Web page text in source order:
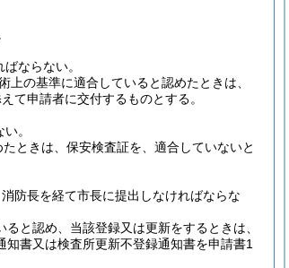
ならない。
の基準に適合していると認めたときは、
て申請者に交付するものとする。
。
ときは、保安検査証を、適合していないと
防長を経て市長に提出しなければならな
と認め、当該登録又は更新をするときは、
書又は検査所更新不登録通知書を申請書1